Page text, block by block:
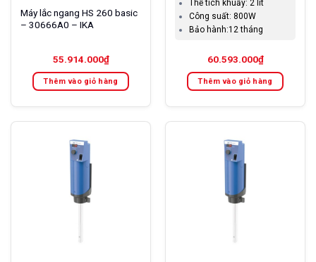
Máy lắc ngang HS 260 basic
– 30666A0 – IKA
55.914.000₫
Thêm vào giỏ hàng
Thể tích khuấy: 2 lít
Công suất: 800W
Bảo hành:12 tháng
60.593.000₫
Thêm vào giỏ hàng